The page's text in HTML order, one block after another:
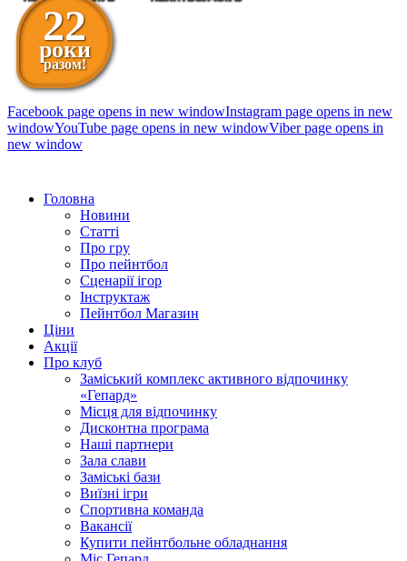
22
роки
разом!
Facebook page opens in new windowInstagram page opens in new
windowYouTube page opens in new windowViber page opens in
new window
Головна
Новини
Статті
Про гру
Про пейнтбол
Сценарії ігор
Інструктаж
Пейнтбол Магазин
Ціни
Акції
Про клуб
Заміський комплекс активного відпочинку
«Гепард»
Місця для відпочинку
Дисконтна програма
Наші партнери
Зала слави
Заміські бази
Виїзні ігри
Спортивна команда
Вакансії
Купити пейнтбольне обладнання